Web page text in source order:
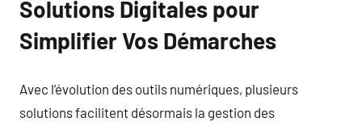
Solutions Digitales pour
Simplifier Vos Démarches
Avec l’évolution des outils numériques, plusieurs
solutions facilitent désormais la gestion des